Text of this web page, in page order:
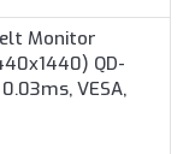
Monitor
QD-
VESA,
Fekete